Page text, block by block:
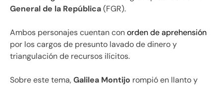
General de la República(FGR).
Ambos personajes cuentan conorden de aprehensión
por los cargos de presunto lavado de dinero y
triangulación de recursos ilícitos.
Sobre este tema,Galilea Montijo rompió en llanto y